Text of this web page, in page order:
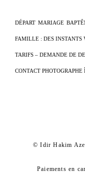
DÉPART MARIAGE
FAMILLE : DES INSTANTS
TARIFS – DEMANDE DE
CONTACT
© Idir Hakim
Paiements en